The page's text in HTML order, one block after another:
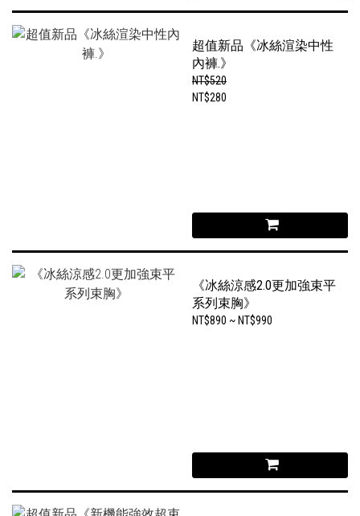
超值新品《冰絲渲染中性
內褲.》
NT$520
NT$280
《冰絲涼感2.0更加強束平
系列束胸》
NT$890 ~ NT$990